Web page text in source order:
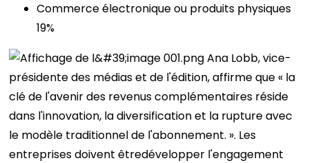
Commerce électronique ou produits physiques
19%
Ana Lobb, vice-
présidente des médias et de l'édition, affirme que « la
clé de l'avenir des revenus complémentaires réside
dans l'innovation, la diversification et la rupture avec
le modèle traditionnel de l'abonnement. ». Les
entreprises doivent êtredévelopper l'engagement